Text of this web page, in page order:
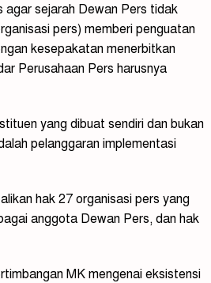
agar sejarah Dewan Pers tidak
pers) memberi penguatan
kesepakatan menerbitkan
Perusahaan Pers harusnya
yang dibuat sendiri dan bukan
pelanggaran implementasi
hak 27 organisasi pers yang
anggota Dewan Pers, dan hak
MK mengenai eksistensi